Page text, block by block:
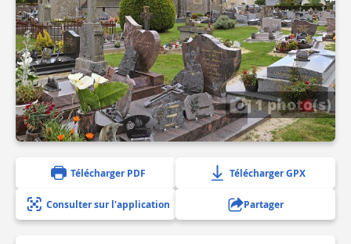
1 photo(s)
Télécharger PDF Télécharger GPX
Consulter sur l'application Partager